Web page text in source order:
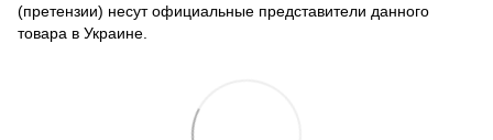
(претензии) несут официальные представители данного
товара в Украине.